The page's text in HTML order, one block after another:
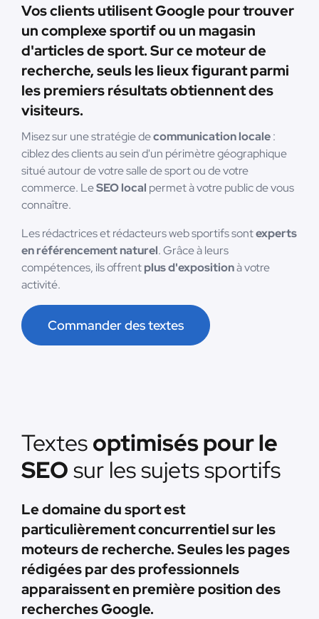
Vos clients utilisent Google pour trouver
un complexe sportif ou un magasin
d'articles de sport. Sur ce moteur de
recherche, seuls les lieux figurant parmi
les premiers résultats obtiennent des
visiteurs.
Misez sur une stratégie decommunication locale:
ciblez des clients au sein d'un périmètre géographique
situé autour de votre salle de sport ou de votre
commerce. LeSEO local permet à votre public de vous
connaître.
Les rédactrices et rédacteurs web sportifs sontexperts
en référencement naturel. Grâce à leurs
compétences, ils offrentplus d'expositionà votre
activité.
Commander des textes
Textesoptimisés pour le
SEOsur les sujets sportifs
Le domaine du sport est
particulièrement concurrentiel sur les
moteurs de recherche. Seules les pages
rédigées par des professionnels
apparaissent en première position des
recherches Google.